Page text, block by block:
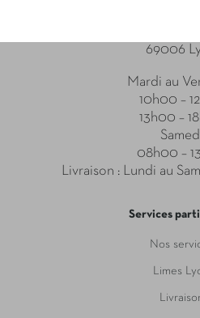
69006
Mardi au
10h00 –
13h00 –
08h00 –
Livraison : Lundi au
Services
Nos
Limes